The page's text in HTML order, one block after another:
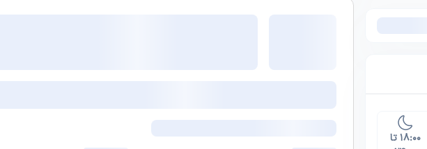
۱۸:۰۰ تا